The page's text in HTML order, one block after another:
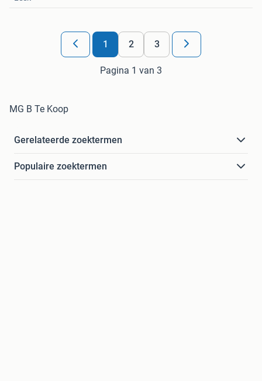
1 2 3
Pagina 1 van 3
MG B Te Koop
Gerelateerde zoektermen
Populaire zoektermen